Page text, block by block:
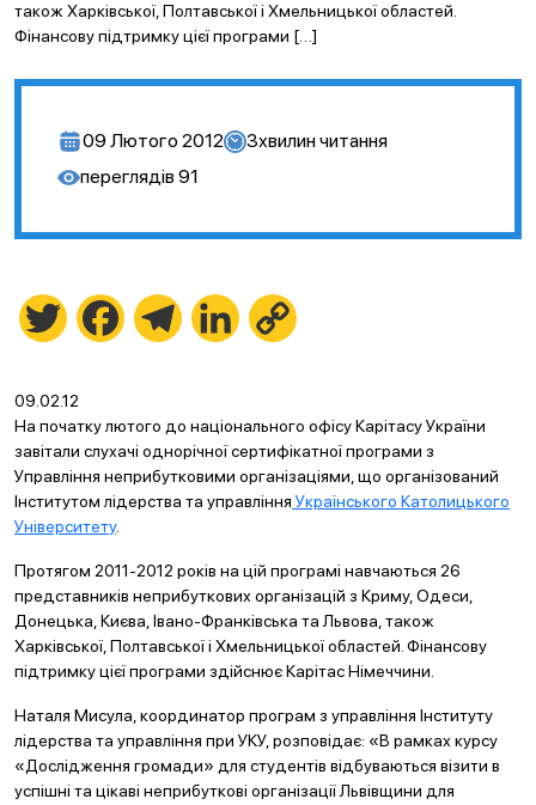
також Харківської, Полтавської і Хмельницької областей.
Фінансову підтримку цієї програми […]
09 Лютого 2012 3хвилин читання
переглядів 91
Twitter FacebookTelegramLinkedIn
09.02.12
На початку лютого до національного офісу Карітасу України
завітали слухачі однорічної сертифікатної програми з
Управління неприбутковими організаціями, що організований
Інститутом лідерства та управління Українського Католицького
Університету.
Протягом 2011-2012 років на цій програмі навчаються 26
представників неприбуткових організацій з Криму, Одеси,
Донецька, Києва, Івано-Франківська та Львова, також
Харківської, Полтавської і Хмельницької областей. Фінансову
підтримку цієї програми здійснює Карітас Німеччини.
Наталя Мисула, координатор програм з управління Інституту
лідерства та управління при УКУ, розповідає: «В рамках курсу
«Дослідження громади» для студентів відбуваються візити в
успішні та цікаві неприбуткові організації Львівщини для